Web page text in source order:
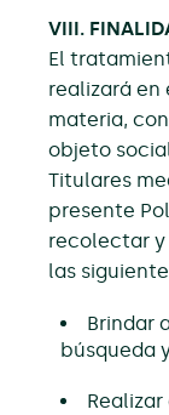
VIII.
El
realizará en
materia,
objeto
Titulares
presente
recolectar
las
Brindar
búsqueda